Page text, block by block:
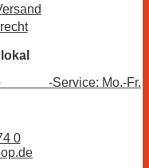
-Service: Mo.-Fr.
0